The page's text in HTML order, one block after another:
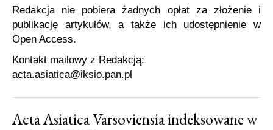
Redakcja nie pobiera żadnych opłat za złożenie i
publikację artykułów, a także ich udostępnienie w
Open Access.
Kontakt mailowy z Redakcją:
acta.asiatica@iksio.pan.pl
Acta Asiatica Varsoviensia indeksowane w